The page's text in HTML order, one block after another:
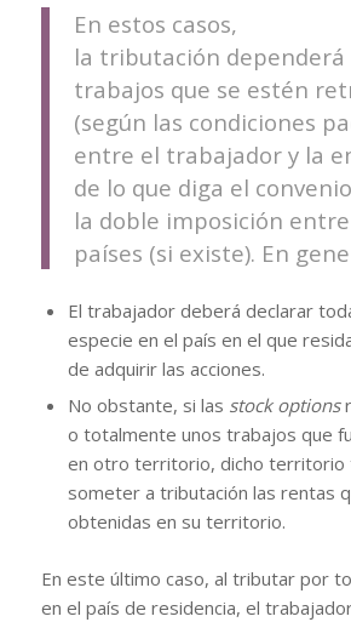
En estos casos,
la tributación dependerá
trabajos que se estén
(según las condiciones
entre el trabajador y la
de lo que diga el
la doble imposición
países (si existe). En
El trabajador deberá declarar
especie en el país en el que
de adquirir las acciones.
No obstante, si las stock options
o totalmente unos trabajos que
en otro territorio, dicho territorio
someter a tributación las rentas
obtenidas en su territorio.
En este último caso, al tributar por
en el país de residencia, el